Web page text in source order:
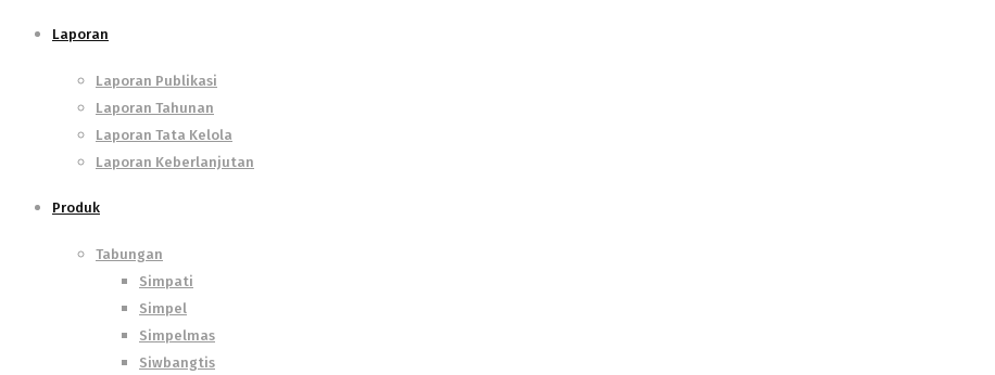
Laporan
Laporan Publikasi
Laporan Tahunan
Laporan Tata Kelola
Laporan Keberlanjutan
Produk
Tabungan
Simpati
Simpel
Simpelmas
Siwbangtis